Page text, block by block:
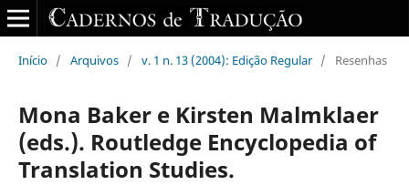
Início / Arquivos / v. 1 n. 13 (2004): Edição Regular / Resenhas
Mona Baker e Kirsten Malmklaer
(eds.). Routledge Encyclopedia of
Translation Studies.